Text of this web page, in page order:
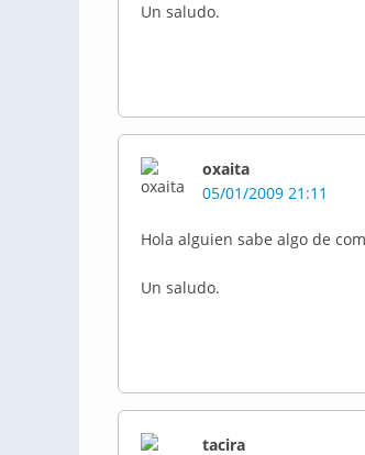
Un saludo.
oxaita
05/01/2009 21:11
Hola alguien sabe algo de
Un saludo.
tacira